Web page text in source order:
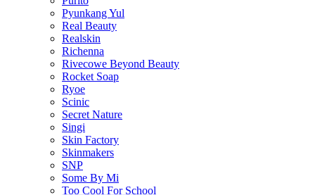
Pyunkang Yul
Real Beauty
Realskin
Richenna
Rivecowe Beyond Beauty
Rocket Soap
Ryoe
Scinic
Secret Nature
Singi
Skin Factory
Skinmakers
SNP
Some By Mi
Too Cool For School